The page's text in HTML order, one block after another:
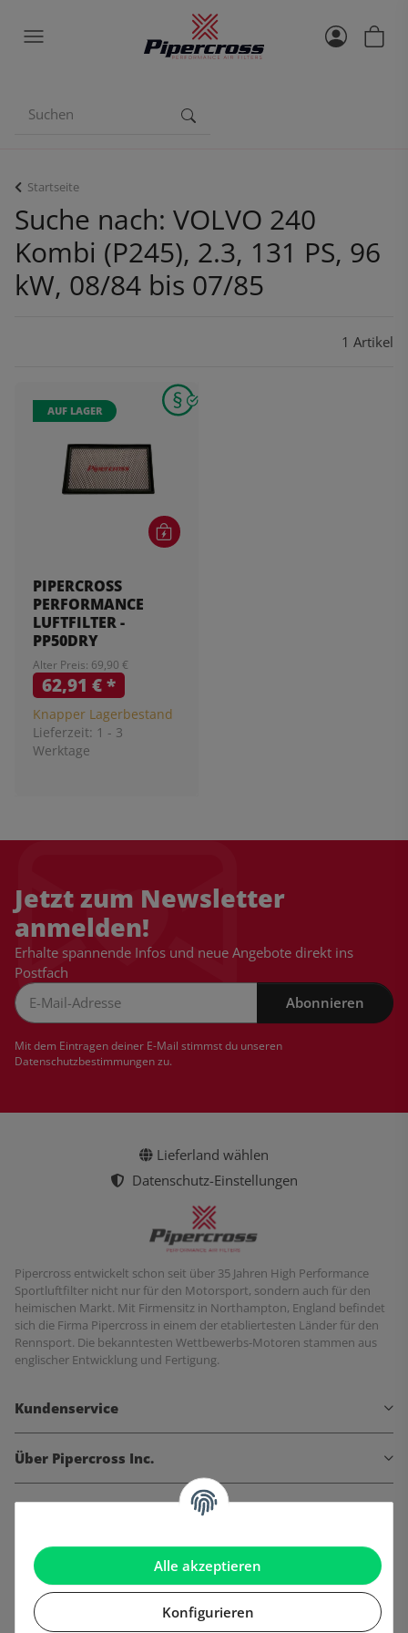
Alle akzeptieren
Konfigurieren
Startseite
Suche nach: VOLVO 240
Kombi (P245), 2.3, 131 PS, 96
kW, 08/84 bis 07/85
1 Artikel
AUF LAGER
PIPERCROSS
PERFORMANCE
LUFTFILTER -
PP50DRY
Alter Preis: 69,90 €
62,91 €*
Knapper Lagerbestand
Lieferzeit: 1 - 3
Werktage
Jetzt zum Newsletter
anmelden!
Erhalte spannende Infos und neue Angebote direkt ins
Postfach
Abonnieren
Mit dem Eintragen deiner E-Mail stimmst du unseren
Datenschutzbestimmungenzu.
Lieferland wählen
Datenschutz-Einstellungen
Pipercross entwickelt schon seit über 35 Jahren High Performance
Sportluftfilter nicht nur für den Motorsport, sondern auch für den
heimischen Markt. Mit Firmensitz in Northampton, England befindet
sich die Firma Pipercross in einem der etabliertesten Länder für den
Rennsport. Die bekanntesten Wettbewerbs-Motoren stammen aus
englischer Entwicklung und Fertigung.
Kundenservice
Über Pipercross Inc.
Informationen
Gesetzliche Informationen